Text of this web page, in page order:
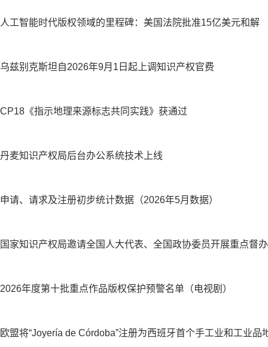
人工智能时代版权领域的里程碑：美国法院批准15亿美元和解
乌兹别克斯坦自2026年9月1日起上调知识产权官费
CP18《指示地理来源标志共同实践》获通过
丹麦知识产权局后台办公系统技术上线
申请、请求及注册初步统计数据（2026年5月数据）
国家知识产权局邀请全国人大代表、全国政协委员开展重点督
2026年度第十批重点作品版权保护预警名单（电视剧）
欧盟将“Joyería de Córdoba”注册为西班牙首个手工业和工业品